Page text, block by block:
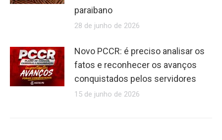
paraibano
28 de junho de 2026
Novo PCCR: é preciso analisar os
fatos e reconhecer os avanços
conquistados pelos servidores
15 de junho de 2026